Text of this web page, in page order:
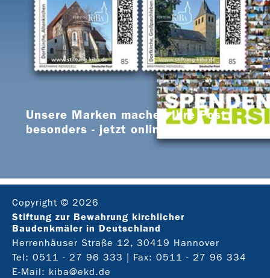
Unsere Marken machen Ihre Post
besonders - jetzt online bestellen
Copyright © 2026
Stiftung zur Bewahrung kirchlicher
Baudenkmäler in Deutschland
Herrenhäuser Straße 12, 30419 Hannover
Tel: 0511 - 27 96 333 | Fax: 0511 - 27 96 334
E-Mail: kiba@ekd.de